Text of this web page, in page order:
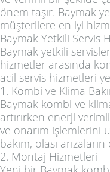
önem taşır. Baymak
müşterilere en iyi
Baymak Yetkili Servis
Baymak yetkili
hizmetler arasında
acil servis hizmetleri
1. Kombi ve Klima
Baymak kombi ve
artırırken enerji
ve onarım işlemlerini
bakım, olası
2. Montaj Hizmetleri